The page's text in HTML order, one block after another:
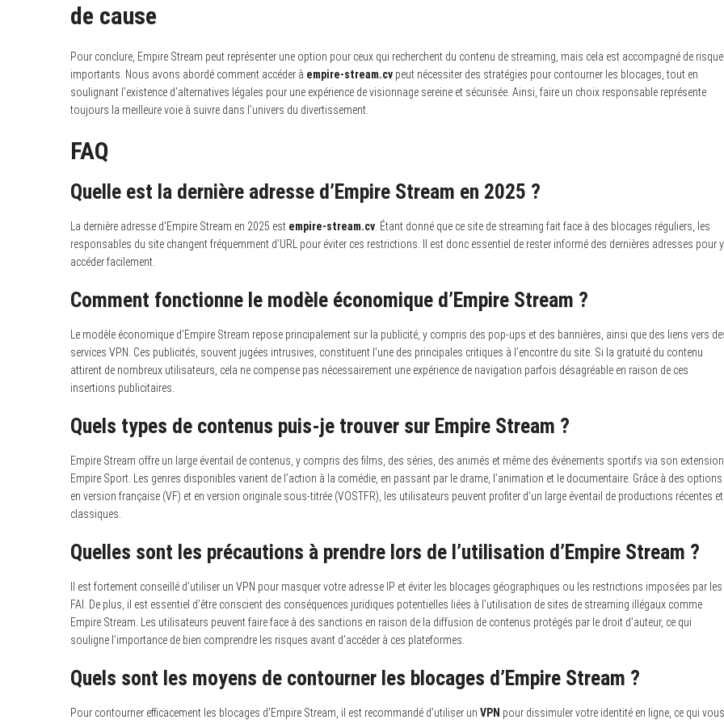
de cause
Pour conclure, Empire Stream peut représenter une option pour ceux qui recherchent du contenu de streaming, mais cela est accompagné de
importants. Nous avons abordé comment accéder à empire-stream.cv peut nécessiter des stratégies pour contourner les blocages, tout en
soulignant l’existence d’alternatives légales pour une expérience de visionnage sereine et sécurisée. Ainsi, faire un choix responsable représente
toujours la meilleure voie à suivre dans l’univers du divertissement.
FAQ
Quelle est la dernière adresse d’Empire Stream en 2025 ?
La dernière adresse d’Empire Stream en 2025 est empire-stream.cv. Étant donné que ce site de streaming fait face à des blocages réguliers, les
responsables du site changent fréquemment d’URL pour éviter ces restrictions. Il est donc essentiel de rester informé des dernières adresses pour y
accéder facilement.
Comment fonctionne le modèle économique d’Empire Stream ?
Le modèle économique d’Empire Stream repose principalement sur la publicité, y compris des pop-ups et des bannières, ainsi que des liens vers
services VPN. Ces publicités, souvent jugées intrusives, constituent l’une des principales critiques à l’encontre du site. Si la gratuité du contenu
attirent de nombreux utilisateurs, cela ne compense pas nécessairement une expérience de navigation parfois désagréable en raison de ces
insertions publicitaires.
Quels types de contenus puis-je trouver sur Empire Stream ?
Empire Stream offre un large éventail de contenus, y compris des films, des séries, des animés et même des événements sportifs via son extension
Empire Sport. Les genres disponibles varient de l’action à la comédie, en passant par le drame, l’animation et le documentaire. Grâce à des options
en version française (VF) et en version originale sous-titrée (VOSTFR), les utilisateurs peuvent profiter d’un large éventail de productions récentes et
classiques.
Quelles sont les précautions à prendre lors de l’utilisation d’Empire Stream ?
Il est fortement conseillé d’utiliser un VPN pour masquer votre adresse IP et éviter les blocages géographiques ou les restrictions imposées par les
FAI. De plus, il est essentiel d’être conscient des conséquences juridiques potentielles liées à l’utilisation de sites de streaming illégaux comme
Empire Stream. Les utilisateurs peuvent faire face à des sanctions en raison de la diffusion de contenus protégés par le droit d’auteur, ce qui
souligne l’importance de bien comprendre les risques avant d’accéder à ces plateformes.
Quels sont les moyens de contourner les blocages d’Empire Stream ?
Pour contourner efficacement les blocages d’Empire Stream, il est recommandé d’utiliser un VPN pour dissimuler votre identité en ligne, ce qui vous